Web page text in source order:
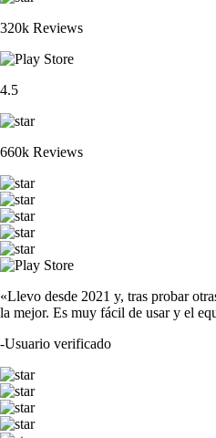
320k Reviews
4.5
660k Reviews
«Llevo desde 2021 y, tras probar
la mejor. Es muy fácil de usar y el
-Usuario verificado